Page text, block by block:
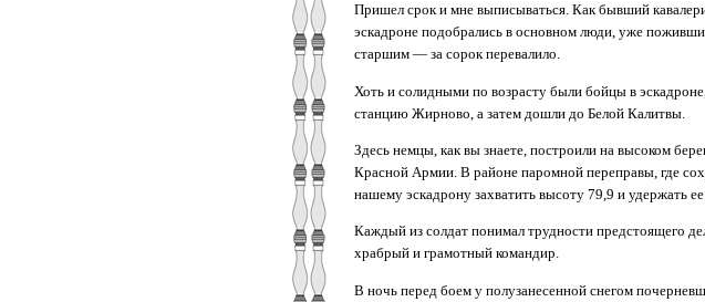
Пришел срок и мне выписываться. Как бывший
эскадроне подобрались в основном люди, уже
старшим — за сорок перевалило.
Хоть и солидными по возрасту были бойцы в
станцию Жирново, а затем дошли до Белой Калитвы.
Здесь немцы, как вы знаете, построили на высоком
Красной Армии. В районе паромной переправы, где
нашему эскадрону захватить высоту 79,9 и удержать
Каждый из солдат понимал трудности предстоящего
храбрый и грамотный командир.
В ночь перед боем у полузанесенной снегом